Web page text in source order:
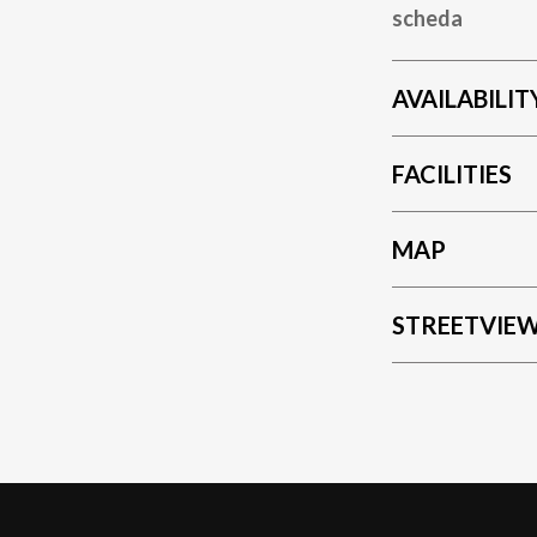
scheda
FACILITIES
MAP